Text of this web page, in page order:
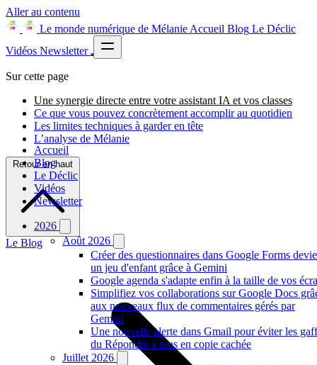
Aller au contenu
Le monde numérique de Mélanie Accueil Blog Le Déclic
Vidéos Newsletter
Accueil
Blog
Le Déclic
Vidéos
Newsletter
2026
Août 2026
Créer des questionnaires dans Google Forms
un jeu d'enfant grâce à Gemini
Google agenda s'adapte enfin à la taille de vos
Simplifiez vos collaborations sur Google Docs
aux nouveaux flux de commentaires gérés par
Gemini
Une nouvelle alerte dans Gmail pour éviter les
du Répondre à tous en copie cachée
Juillet 2026
Sur cette page
Une synergie directe entre votre assistant IA et vos classes
Ce que vous pouvez concrètement accomplir au quotidien
Les limites techniques à garder en tête
L’analyse de Mélanie
Retour en haut
Le Blog